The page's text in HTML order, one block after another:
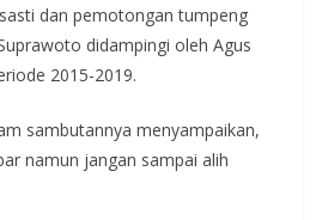
dan pemotongan tumpeng
didampingi oleh Agus
2015-2019.
sambutannya menyampaikan,
namun jangan sampai alih